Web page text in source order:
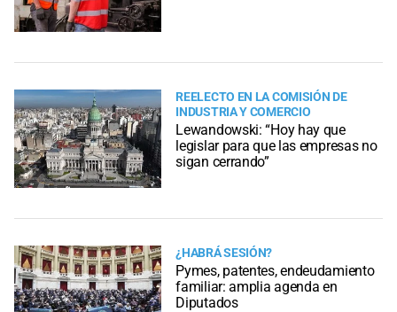
REELECTO EN LA COMISIÓN DE
INDUSTRIA Y COMERCIO
Lewandowski: “Hoy hay que
legislar para que las empresas no
sigan cerrando”
¿HABRÁ SESIÓN?
Pymes, patentes, endeudamiento
familiar: amplia agenda en
Diputados